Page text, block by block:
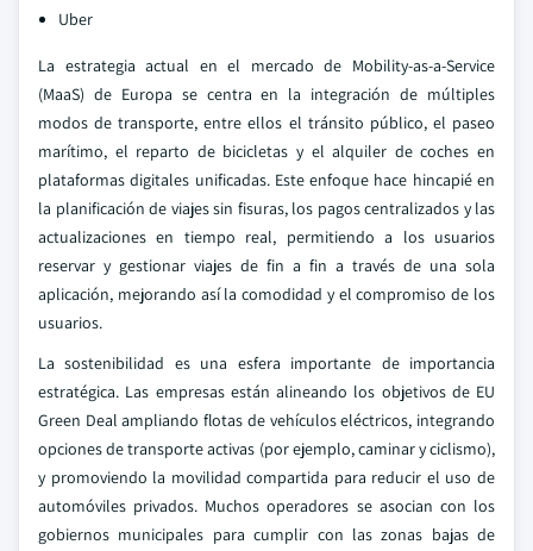
Uber
La estrategia actual en el mercado de Mobility-as-a-Service
(MaaS) de Europa se centra en la integración de múltiples
modos de transporte, entre ellos el tránsito público, el paseo
marítimo, el reparto de bicicletas y el alquiler de coches en
plataformas digitales unificadas. Este enfoque hace hincapié en
la planificación de viajes sin fisuras, los pagos centralizados y las
actualizaciones en tiempo real, permitiendo a los usuarios
reservar y gestionar viajes de fin a fin a través de una sola
aplicación, mejorando así la comodidad y el compromiso de los
usuarios.
La sostenibilidad es una esfera importante de importancia
estratégica. Las empresas están alineando los objetivos de EU
Green Deal ampliando flotas de vehículos eléctricos, integrando
opciones de transporte activas (por ejemplo, caminar y ciclismo),
y promoviendo la movilidad compartida para reducir el uso de
automóviles privados. Muchos operadores se asocian con los
gobiernos municipales para cumplir con las zonas bajas de